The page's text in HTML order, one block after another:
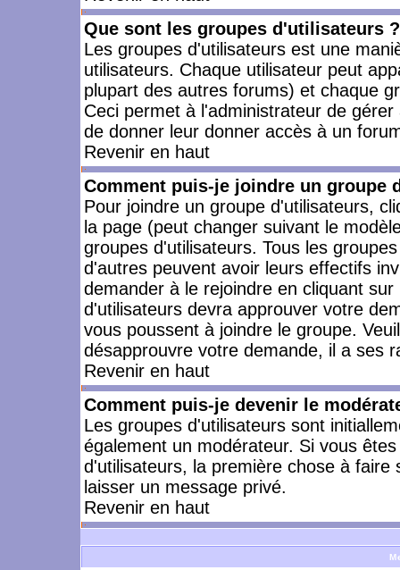
Que sont les groupes d'utilisateurs ?
Les groupes d'utilisateurs est une
utilisateurs. Chaque utilisateur peut
plupart des autres forums) et chaque
Ceci permet à l'administrateur de
de donner leur donner accès à un
Revenir en haut
Comment puis-je joindre un groupe
Pour joindre un groupe d'utilisateurs,
la page (peut changer suivant le
groupes d'utilisateurs. Tous les
d'autres peuvent avoir leurs effectifs
demander à le rejoindre en cliquant
d'utilisateurs devra approuver votre
vous poussent à joindre le groupe.
désapprouvre votre demande, il a ses
Revenir en haut
Comment puis-je devenir le
Les groupes d'utilisateurs sont
également un modérateur. Si vous
d'utilisateurs, la première chose à
laisser un message privé.
Revenir en haut